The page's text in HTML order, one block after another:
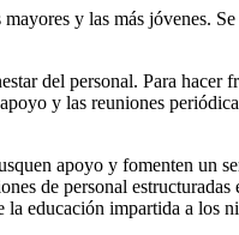
y las más jóvenes.
del personal. Para hacer
y las reuniones
apoyo y fomenten un
de personal estructuradas
educación impartida a los